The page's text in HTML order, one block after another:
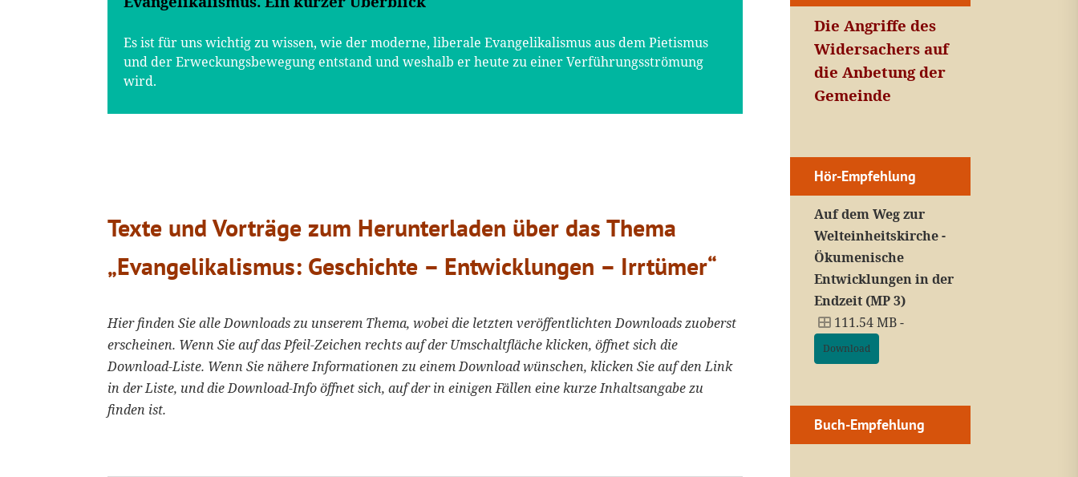
Es ist für uns wichtig zu wissen, wie der moderne, liberale Evangelikalismus aus dem Pietismus
und der Erweckungsbewegung entstand und weshalb er heute zu einer Verführungsströmung
wird.
Texte und Vorträge zum Herunterladen über das Thema
„Evangelikalismus: Geschichte – Entwicklungen – Irrtümer“
Hier finden Sie alle Downloads zu unserem Thema, wobei die letzten veröffentlichten Downloads zuoberst
erscheinen. Wenn Sie auf das Pfeil-Zeichen rechts auf der Umschaltfläche klicken, öffnet sich die
Download-Liste. Wenn Sie nähere Informationen zu einem Download wünschen, klicken Sie auf den Link
in der Liste, und die Download-Info öffnet sich, auf der in einigen Fällen eine kurze Inhaltsangabe zu
finden ist.
Die Angriffe des
Widersachers auf
die Anbetung der
Gemeinde
Hör-Empfehlung
Auf dem Weg zur
Welteinheitskirche -
Ökumenische
Entwicklungen in der
Endzeit (MP 3)
111.54 MB -
Download
Buch-Empfehlung